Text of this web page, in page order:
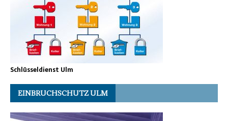
Schlüsseldienst Ulm
EINBRUCHSCHUTZ ULM